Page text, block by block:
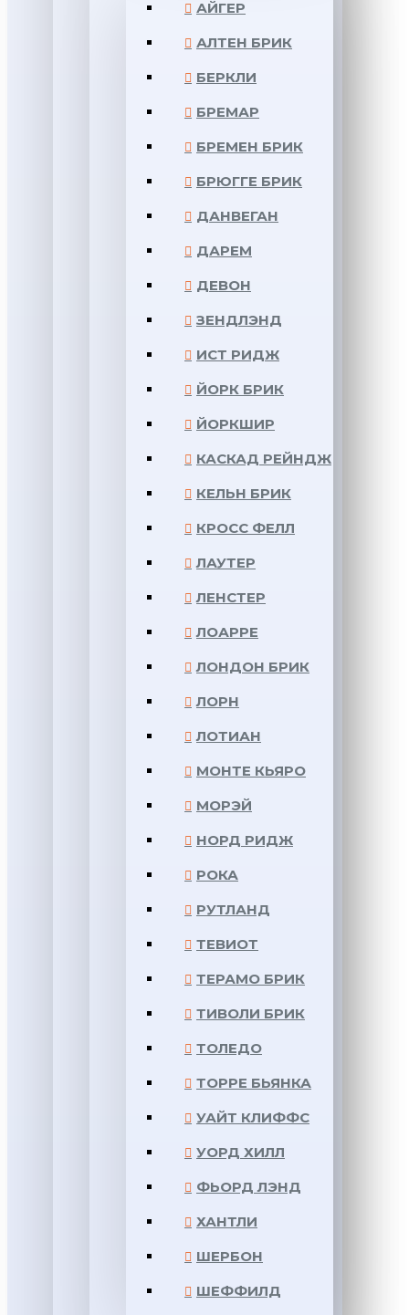
АЙГЕР
АЛТЕН БРИК
БЕРКЛИ
БРЕМАР
БРЕМЕН БРИК
БРЮГГЕ БРИК
ДАНВЕГАН
ДАРЕМ
ДЕВОН
ЗЕНДЛЭНД
ИСТ РИДЖ
ЙОРК БРИК
ЙОРКШИР
КАСКАД РЕЙНДЖ
КЕЛЬН БРИК
КРОСС ФЕЛЛ
ЛАУТЕР
ЛЕНСТЕР
ЛОАРРЕ
ЛОНДОН БРИК
ЛОРН
ЛОТИАН
МОНТЕ КЬЯРО
МОРЭЙ
НОРД РИДЖ
РОКА
РУТЛАНД
ТЕВИОТ
ТЕРАМО БРИК
ТИВОЛИ БРИК
ТОЛЕДО
ТОРРЕ БЬЯНКА
УАЙТ КЛИФФС
УОРД ХИЛЛ
ФЬОРД ЛЭНД
ХАНТЛИ
ШЕРБОН
ШЕФФИЛД